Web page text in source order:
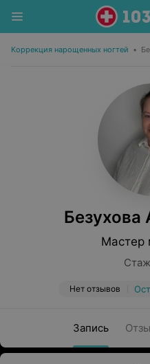
Коррекция нарощенных ногтей •
Безухова
Мастер
Нет отзывов
Запись